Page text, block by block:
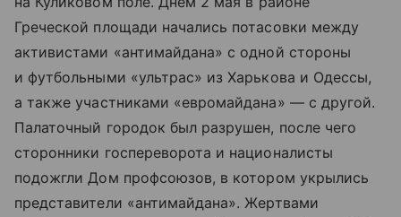
Греческой площади начались потасовки между
активистами «антимайдана» с одной стороны
и футбольными «ультрас» из Харькова и Одессы,
а также участниками «евромайдана» — с другой.
Палаточный городок был разрушен, после чего
сторонники госпереворота и националисты
подожгли Дом профсоюзов, в котором укрылись
представители «антимайдана». Жертвами